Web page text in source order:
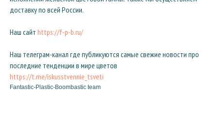
доставку по всей России.
Наш сайт https://f-p-b.ru/
Наш телеграм-канал где публикуются самые свежие новости про
последние тенденции в мире цветов
https://t.me/iskusstvennie_tsveti
Fantastic-Plastic-Boombastic team